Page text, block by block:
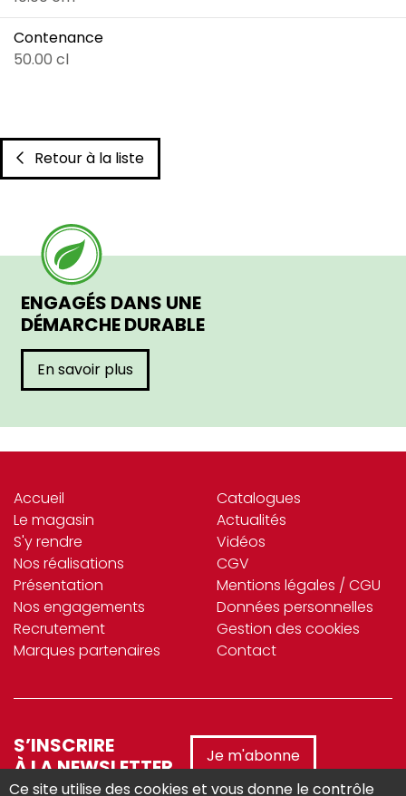
Contenance
50.00 cl
Retour à la liste
ENGAGÉS DANS UNE
DÉMARCHE DURABLE
En savoir plus
Accueil
Le magasin
S'y rendre
Nos réalisations
Présentation
Nos engagements
Recrutement
Marques partenaires
Catalogues
Actualités
Vidéos
CGV
Mentions légales / CGU
Données personnelles
Gestion des cookies
Contact
S’INSCRIRE
À LA NEWSLETTER
Je m'abonne
Ce site utilise des cookies et vous donne le contrôle